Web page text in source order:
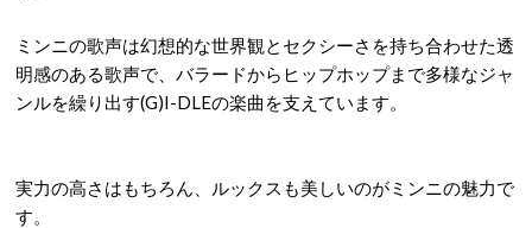
ミンニの歌声は幻想的な世界観とセクシーさを持ち合わせた透
明感のある歌声で、バラードからヒップホップまで多様なジャ
ンルを繰り出す(G)I-DLEの楽曲を支えています。
実力の高さはもちろん、ルックスも美しいのがミンニの魅力で
す。